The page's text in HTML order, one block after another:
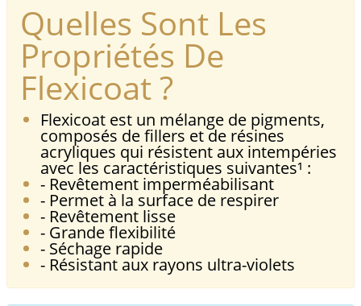
Quelles Sont Les
Propriétés De
Flexicoat ?
Flexicoat est un mélange de pigments,
composés de fillers et de résines
acryliques qui résistent aux intempéries
avec les caractéristiques suivantes¹ :
- Revêtement imperméabilisant
- Permet à la surface de respirer
- Revêtement lisse
- Grande flexibilité
- Séchage rapide
- Résistant aux rayons ultra-violets